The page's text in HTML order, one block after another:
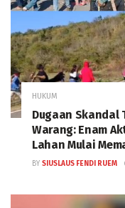
HUKUM
Dugaan Skandal
Warang: Enam
Lahan Mulai
BY SIUSLAUS FENDI RUEM